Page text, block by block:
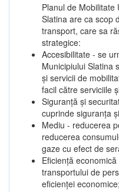
Planul de Mobilitate
Slatina are ca scop
transport, care sa
strategice:
Accesibilitate - se
Municipiului Slatina
și servicii de
facil către serviciile
Siguranță și
cuprinde siguranța
Mediu - reducerea
reducerea
gaze cu efect de
Eficiență
transportului de
eficienței economice;